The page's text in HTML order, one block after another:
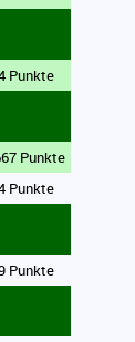
Punkte
Punkte
Punkte
Punkte